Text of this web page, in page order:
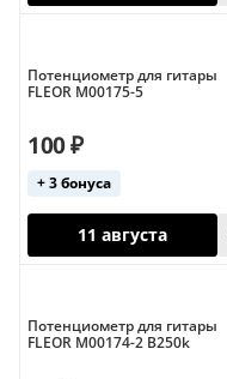
11 августа
Потенциометр для гитары
FLEOR M00175-5
100 ₽
+ 3 бонуса
Потенциометр для гитары
FLEOR M00174-2 B250k